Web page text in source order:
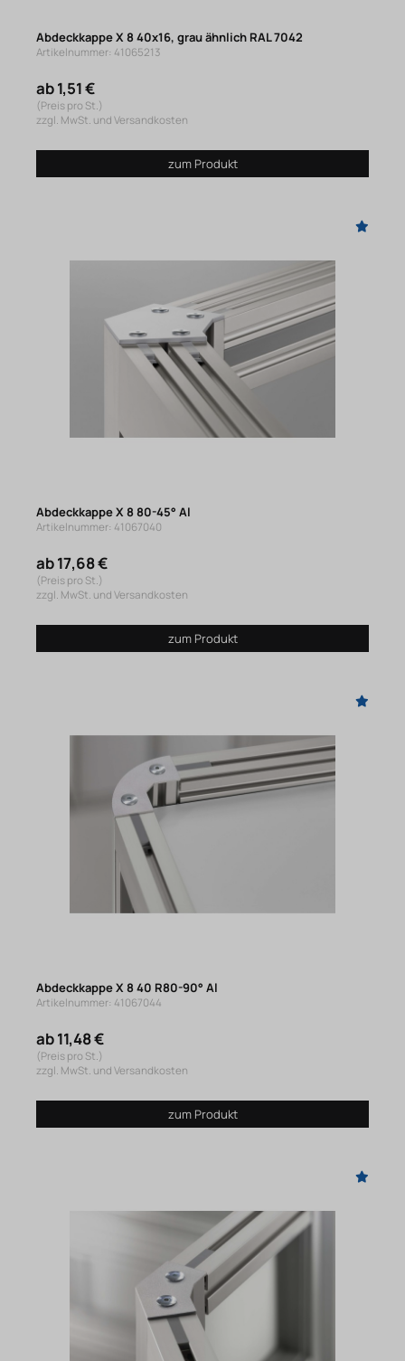
Abdeckkappe X 8 40x16, grau ähnlich RAL 7042
Artikelnummer: 41065213
ab 1,51 €
(Preis pro St.)
zzgl. MwSt. und Versandkosten
zum Produkt
Abdeckkappe X 8 80-45° Al
Artikelnummer: 41067040
ab 17,68 €
(Preis pro St.)
zzgl. MwSt. und Versandkosten
zum Produkt
Abdeckkappe X 8 40 R80-90° Al
Artikelnummer: 41067044
ab 11,48 €
(Preis pro St.)
zzgl. MwSt. und Versandkosten
zum Produkt